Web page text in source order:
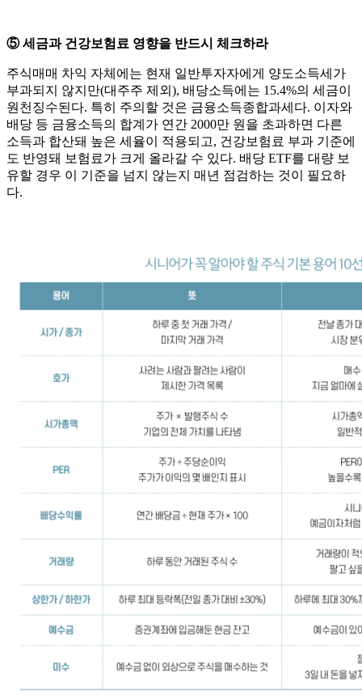
⑤ 세금과 건강보험료 영향을 반드시 체크하라
주식매매 차익 자체에는 현재 일반투자자에게 양도소득세가
부과되지 않지만(대주주 제외), 배당소득에는 15.4%의 세금이
원천징수된다. 특히 주의할 것은 금융소득종합과세다. 이자와
배당 등 금융소득의 합계가 연간 2000만 원을 초과하면 다른
소득과 합산돼 높은 세율이 적용되고, 건강보험료 부과 기준에
도 반영돼 보험료가 크게 올라갈 수 있다. 배당 ETF를 대량 보
유할 경우 이 기준을 넘지 않는지 매년 점검하는 것이 필요하
다.